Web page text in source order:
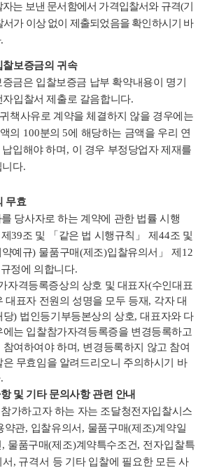
자는 보낸 문서함에서 가격입찰서와 규격(기
서가 이상 없이 제출되었음을 확인하시기 바
.
찰보증금의 귀속
증금은 입찰보증금 납부 확약내용이 명기
자입찰서 제출로 갈음합니다.
책사유로 계약을 체결하지 않을 경우에는
의 100분의 5에 해당하는 금액을 우리 연
입해야 하며 , 이 경우 부정당업자 제재를
니다.
무효
당사자로 하는 계약에 관한 법률 시행
제39조 및 「 같은 법 시행규칙 」 제 44조 및
예규) 물품구매(제조)입찰유의서 」 제 12
정에 의합니다.
자격등록증상의 상호 및 대표자(수인대표
대표자 전원의 성명을 모두 등재, 각자 대
당) 법인등기부등본상의 상호,대표자와 다
에는 입찰참가자격등록증을 변경등록하고
참여하여야 하며, 변경등록하지 않고 참여
은 무효임을 알려드리오니 주의하시기 바
.
및 기타 문의사항 관련 안내
가하고자 하는 자는 조달청전자입찰시스
약관, 입찰유의서 , 물품구매(제조)계약일
, 물품구매(제조)계약특수조건, 전자입찰특
, 규격서 등 기타 입찰에 필요한 모든 사